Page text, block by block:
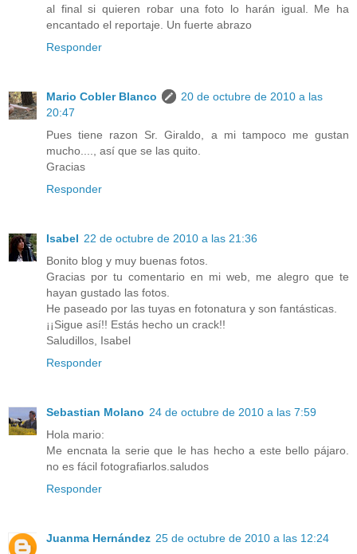
al final si quieren robar una foto lo harán igual. Me ha
encantado el reportaje. Un fuerte abrazo
Responder
Mario Cobler Blanco
20 de octubre de 2010 a las
20:47
Pues tiene razon Sr. Giraldo, a mi tampoco me gustan
mucho...., así que se las quito.
Gracias
Responder
Isabel 22 de octubre de 2010 a las 21:36
Bonito blog y muy buenas fotos.
Gracias por tu comentario en mi web, me alegro que te
hayan gustado las fotos.
He paseado por las tuyas en fotonatura y son fantásticas.
¡¡Sigue así!! Estás hecho un crack!!
Saludillos, Isabel
Responder
Sebastian Molano 24 de octubre de 2010 a las 7:59
Hola mario:
Me encnata la serie que le has hecho a este bello pájaro.
no es fácil fotografiarlos.saludos
Responder
Juanma Hernández 25 de octubre de 2010 a las 12:24